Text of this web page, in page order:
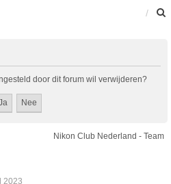
door dit forum wil verwijderen?
Nikon Club Nederland - Team
2023